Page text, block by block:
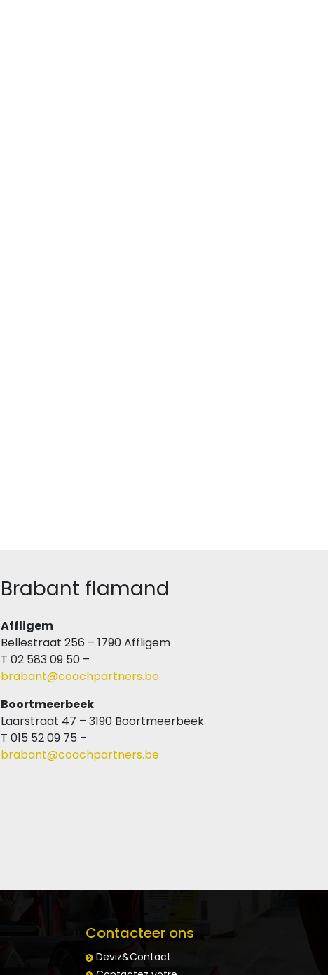
Brabant flamand
Affligem
Bellestraat 256 – 1790 Affligem
T 02 583 09 50 –
brabant@coachpartners.be
Boortmeerbeek
Laarstraat 47 – 3190 Boortmeerbeek
T 015 52 09 75 –
brabant@coachpartners.be
Contacteer ons
Deviz&Contact